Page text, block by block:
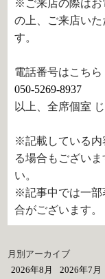
※ご来店の際はお
の上、ご来店い
す。
電話番号はこちら
050-5269-8937
以上、全席個室
※記載している内
る場合もござい
い。
※記事中では一部
合がございます。
月別アーカイブ
2026年8月
2026年7月